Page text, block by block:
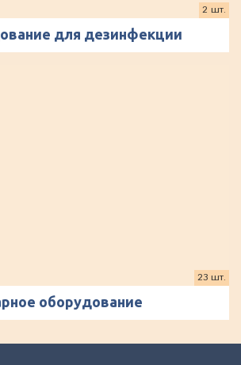
для дезинфекции
2 шт.
оборудование
23 шт.